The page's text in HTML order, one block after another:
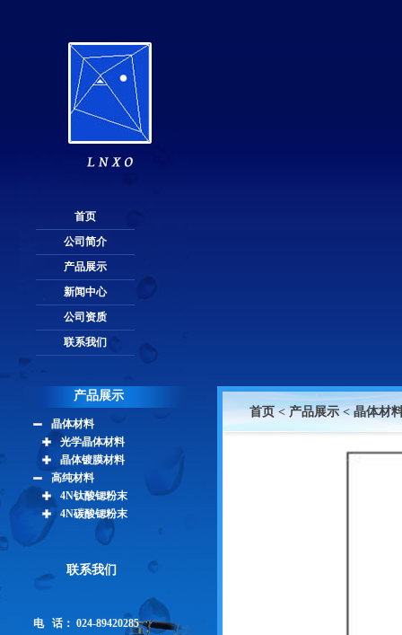
首页
公司简介
产品展示
新闻中心
公司资质
联系我们
产品展示
晶体材料
光学晶体材料
晶体镀膜材料
高纯材料
4N钛酸锶粉末
4N碳酸锶粉末
联系我们
电 话： 024-89420285
首页<产品展示<晶体材